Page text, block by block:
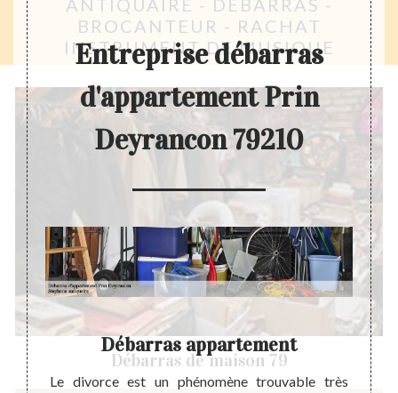
ANTIQUAIRE - DÉBARRAS -
BROCANTEUR - RACHAT
INSTRUMENT DE MUSIQUE
Débarras de maison 79
Entreprise débarras
d'appartement Prin
Deyrancon 79210
Débarras appartement
Le divorce est un phénomène trouvable très
Un